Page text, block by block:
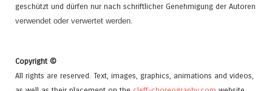
geschützt und dürfen nur nach schriftlicher Genehmigung der Autoren
verwendet oder verwertet werden.
Copyright ©
All rights are reserved. Text, images, graphics, animations and videos,